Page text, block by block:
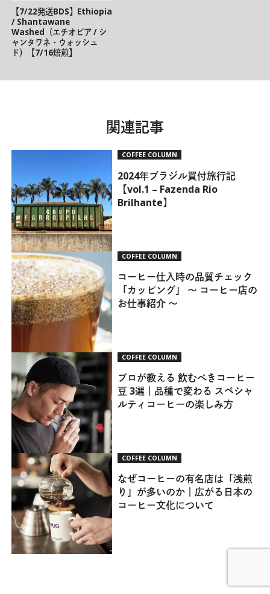
【7/22発送BDS】Ethiopia
/ Shantawane
Washed（エチオピア / シ
ャンタワネ・ウォッシュ
ド）【7/16焙煎】
関連記事
COFFEE COLUMN
2024年ブラジル買付旅行記
【vol.1 – Fazenda Rio
Brilhante】
COFFEE COLUMN
コーヒー仕入時の品質チェック
「カッピング」 ～ コーヒー店の
お仕事紹介 ～
COFFEE COLUMN
プロが教える 飲むべきコーヒー
豆 3選｜品種で変わる スペシャ
ルティコーヒーの楽しみ方
COFFEE COLUMN
なぜコーヒーの有名店は「浅煎
り」が多いのか｜広がる日本の
コーヒー文化について